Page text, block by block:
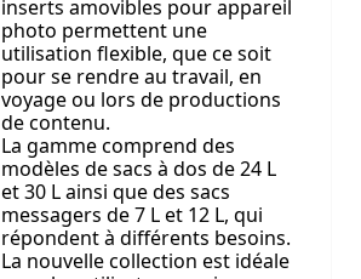
inserts amovibles pour appareil
photo permettent une
utilisation flexible, que ce soit
pour se rendre au travail, en
voyage ou lors de productions
de contenu.
La gamme comprend des
modèles de sacs à dos de 24 L
et 30 L ainsi que des sacs
messagers de 7 L et 12 L, qui
répondent à différents besoins.
La nouvelle collection est idéale